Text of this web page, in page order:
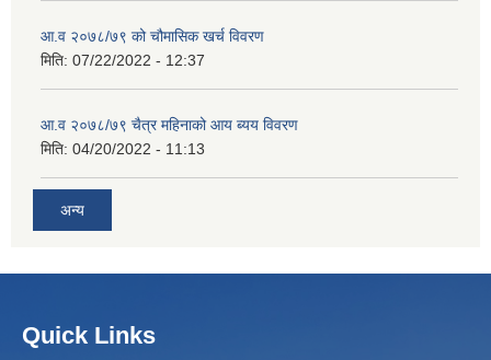
आ.व २०७८/७९ को चौमासिक खर्च विवरण
मिति: 07/22/2022 - 12:37
आ.व २०७८/७९ चैत्र महिनाको आय ब्यय विवरण
मिति: 04/20/2022 - 11:13
अन्य
Quick Links